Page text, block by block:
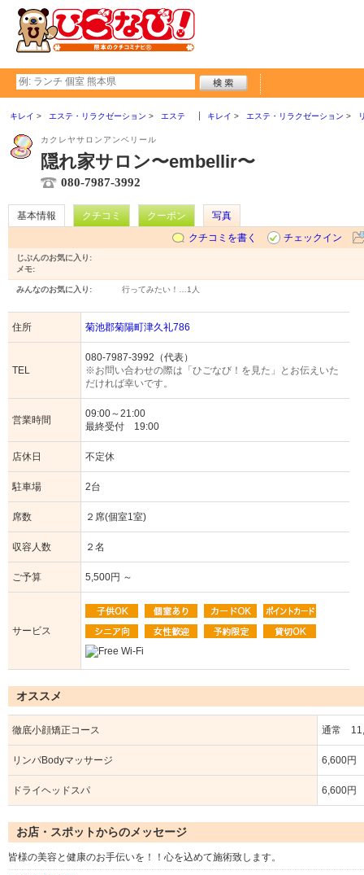
キレイ エステ・リラクゼーション エステ キレイ エステ・リラクゼーション
カクレヤサロンアンベリール
隠れ家サロン〜embellir〜
080-7987-3992
基本情報 クチコミ クーポン
写真
クチコミを書く
チェックイン
じぶんのお気に入り:
メモ:
みんなのお気に入り: 行ってみたい！… 1人
住所 菊池郡菊陽町津久礼786
TEL
080-7987-3992（代表）
※お問い合わせの際は「ひごなび！を見た」とお伝えいた
だければ幸いです。
営業時間
09:00～21:00
最終受付 19:00
店休日 不定休
駐車場 2台
席数 ２席(個室1室)
収容人数 ２名
ご予算 5,500円 ～
サービス
オススメ
徹底小顔矯正コース 通常
リンパBodyマッサージ 6,600円
ドライヘッドスパ 6,600円
お店・スポットからのメッセージ
皆様の美容と健康のお手伝いを！！心を込めて施術致します。